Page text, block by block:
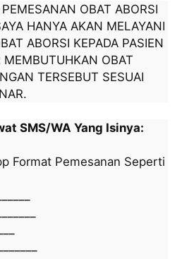
OBAT ABORSI
HANYA AKAN MELAYANI
ABORSI KEPADA PASIEN
MEMBUTUHKAN OBAT
TERSEBUT SESUAI
SMS/WA Yang Isinya:
Format Pemesanan Seperti